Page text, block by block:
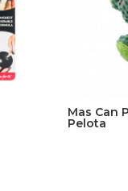
Mas Can
Pelota